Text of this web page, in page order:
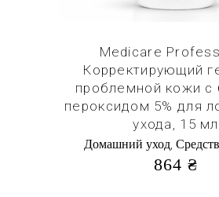
Medicare
Корректирующий
проблемной кожи с
пероксидом 5% для
ухода, 15 мл
Домашний уход,
864₴